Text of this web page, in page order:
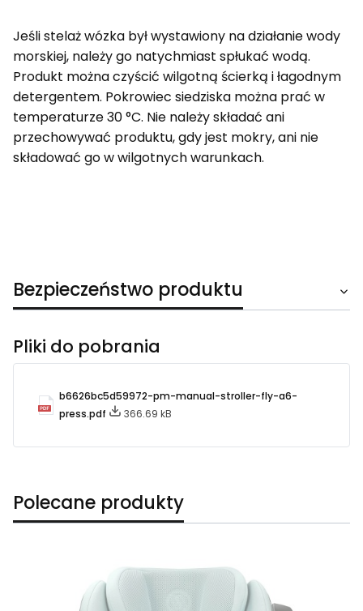
Jeśli stelaż wózka był wystawiony na działanie wody
morskiej, należy go natychmiast spłukać wodą.
Produkt można czyścić wilgotną ścierką i łagodnym
detergentem. Pokrowiec siedziska można prać w
temperaturze 30 °C. Nie należy składać ani
przechowywać produktu, gdy jest mokry, ani nie
składować go w wilgotnych warunkach.
Bezpieczeństwo produktu
Pliki do pobrania
b6626bc5d59972-pm-manual-stroller-fly-a6-
press.pdf
366.69 kB
Polecane produkty